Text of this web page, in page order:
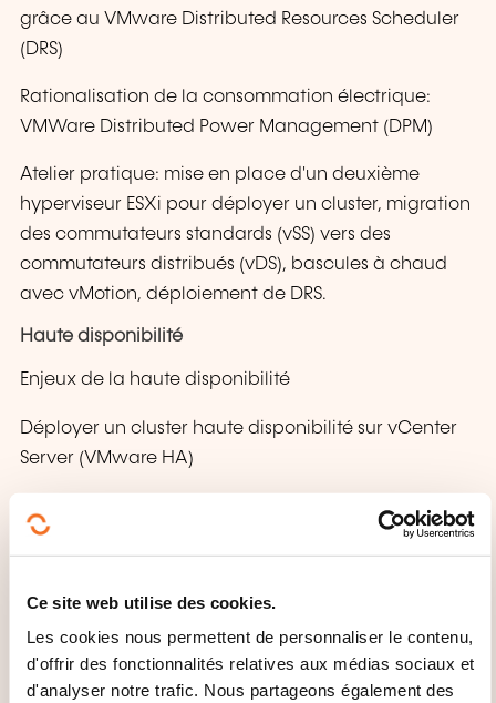
Ce site web utilise des cookies.
Les cookies nous permettent de personnaliser le contenu,
d'offrir des fonctionnalités relatives aux médias sociaux et
d'analyser notre trafic. Nous partageons également des
grâce au VMware Distributed Resources Scheduler
(DRS)
Rationalisation de la consommation électrique:
VMWare Distributed Power Management (DPM)
Atelier pratique: mise en place d'un deuxième
hyperviseur ESXi pour déployer un cluster, migration
des commutateurs standards (vSS) vers des
commutateurs distribués (vDS), bascules à chaud
avec vMotion, déploiement de DRS.
Haute disponibilité
Enjeux de la haute disponibilité
Déployer un cluster haute disponibilité sur vCenter
Server (VMware HA)
Création de machines virtuelles à forte tolérance de
panne: VMware Fault Tolerance
virtuelle haute disponibilité, et à forte tolérance de
panne
Sécurité, gestion des mises à jour